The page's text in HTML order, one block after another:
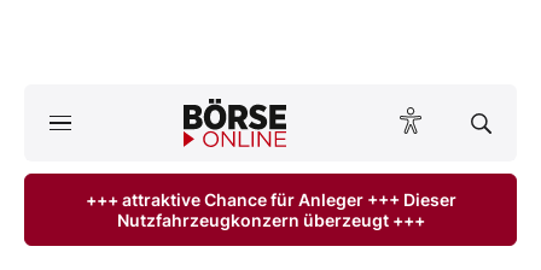
ktuelle Ausgabe BÖRSE ONLINE lesen
+++ attraktive Chance für Anleger +++ Dieser
Nutzfahrzeugkonzern überzeugt +++